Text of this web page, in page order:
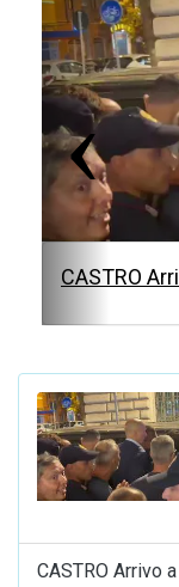
CASTRO
e
v
i
o
u
s
CASTRO Arrivo a